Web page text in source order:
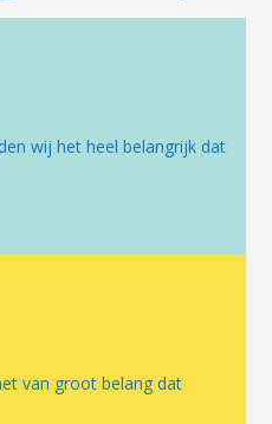
wij het heel belangrijk dat
van groot belang dat